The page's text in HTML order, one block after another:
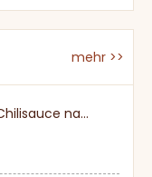
mehr >>
Wie lange wird die süße Chilisauce nach einmal eröffnet?